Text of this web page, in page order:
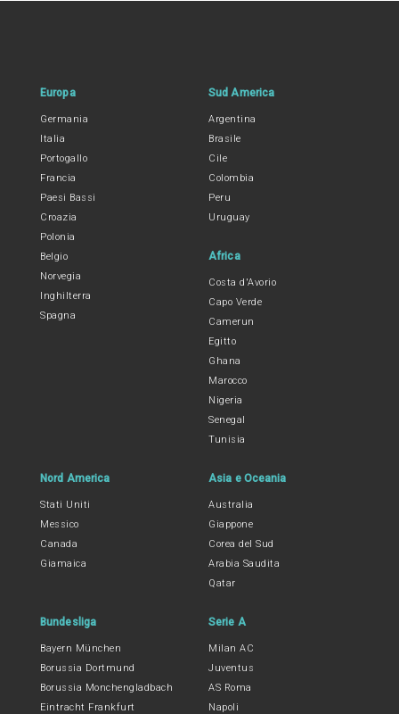
Europa
Germania
Italia
Portogallo
Francia
Paesi Bassi
Croazia
Polonia
Belgio
Norvegia
Inghilterra
Spagna
Sud America
Argentina
Brasile
Cile
Colombia
Peru
Uruguay
Africa
Costa d'Avorio
Capo Verde
Camerun
Egitto
Ghana
Marocco
Nigeria
Senegal
Tunisia
Nord America
Stati Uniti
Messico
Canada
Giamaica
Asia e Oceania
Australia
Giappone
Corea del Sud
Arabia Saudita
Qatar
Bundesliga
Bayern München
Borussia Dortmund
Borussia Monchengladbach
Eintracht Frankfurt
Serie A
Milan AC
Juventus
AS Roma
Napoli